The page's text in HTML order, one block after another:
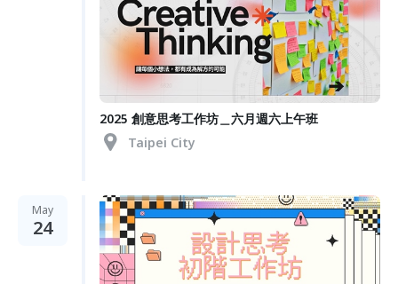
2025 創意思考工作坊＿六月週六上午班
Taipei City
May
24